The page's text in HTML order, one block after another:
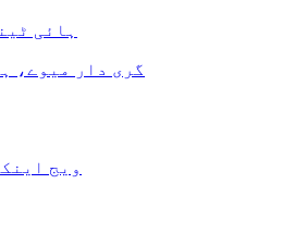
ہائی
گری دار میوے،
ویج